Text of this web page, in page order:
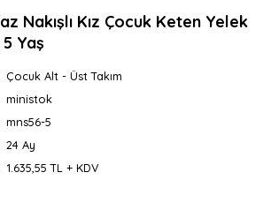
Nakışlı Kız Çocuk Keten Yelek
Yaş
Çocuk Alt - Üst Takım
ministok
mns56-5
24 Ay
1.635,55 TL + KDV